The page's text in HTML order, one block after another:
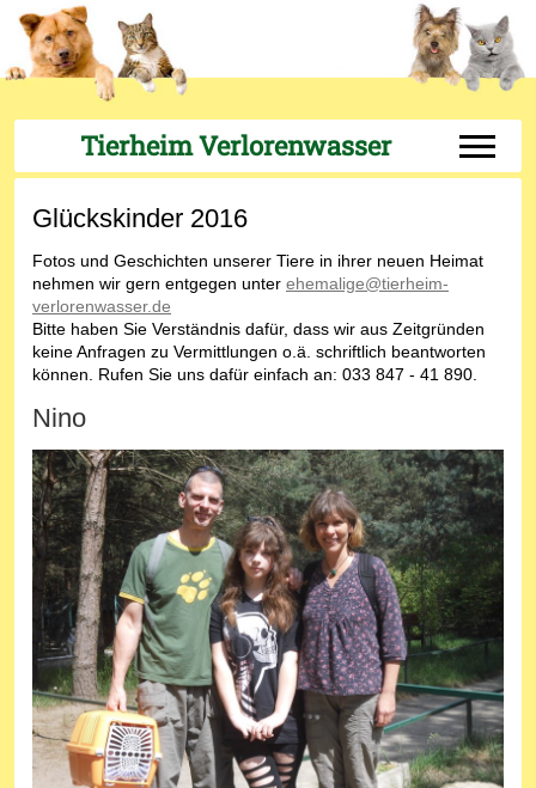
Tierheim Verlorenwasser Off-
Glückskinder 2016
Fotos und Geschichten unserer Tiere in ihrer neuen Heimat
nehmen wir gern entgegen unter ehemalige@tierheim-
verlorenwasser.de
Bitte haben Sie Verständnis dafür, dass wir aus Zeitgründen
keine Anfragen zu Vermittlungen o.ä. schriftlich beantworten
können. Rufen Sie uns dafür einfach an: 033 847 - 41 890.
Nino